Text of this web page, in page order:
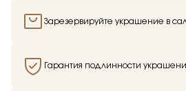
Зарезервируйте украшение в
Гарантия подлинности